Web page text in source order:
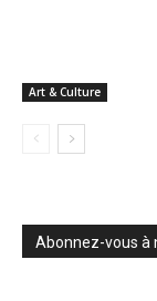
Art & Culture
Abonnez-vous à